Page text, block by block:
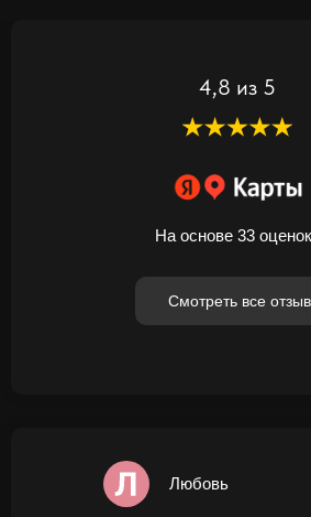
На основе 33 оценок
4,8 из 5
Смотреть все
Любовь